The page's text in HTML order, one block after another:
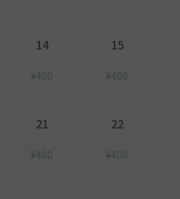
14
¥400
15
¥400
21
¥400
22
¥400